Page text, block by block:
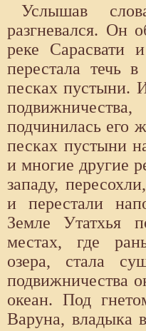
Услышав
разгневался. Он
реке Сарасвати
перестала течь
песках пустыни.
подчинилась его
песках пустыни
и многие другие
западу,
и перестали
Земле Утатхья
местах, где
озера, стала
подвижничества
океан. Под
Варуна, владыка